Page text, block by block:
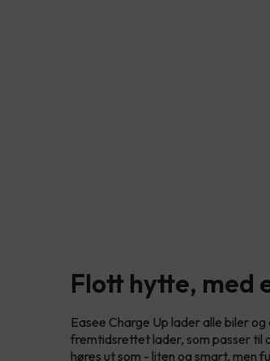
Flott hytte, med
Easee Charge Up lader alle biler
fremtidsrettet lader, som passer til
høres ut som - liten og smart, men